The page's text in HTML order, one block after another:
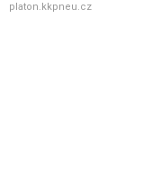
platon.kkpneu.cz